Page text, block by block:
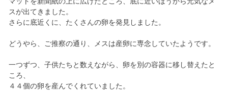
スが出てきました。
さらに底近くに、たくさんの卵を発見しました。
どうやら、ご推察の通り、メスは産卵に専念していたようです。
一つずつ、子供たちと数えながら、卵を別の容器に移し替えたと
ころ、
４４個の卵を産んでくれていました。